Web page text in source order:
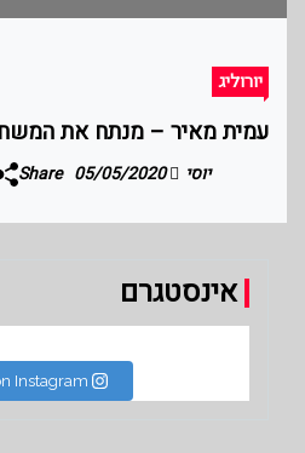
יורוליג
עמית מאיר – מנתח את
יוסי 05/05/2020
Share
אינסטגרם
Instagram